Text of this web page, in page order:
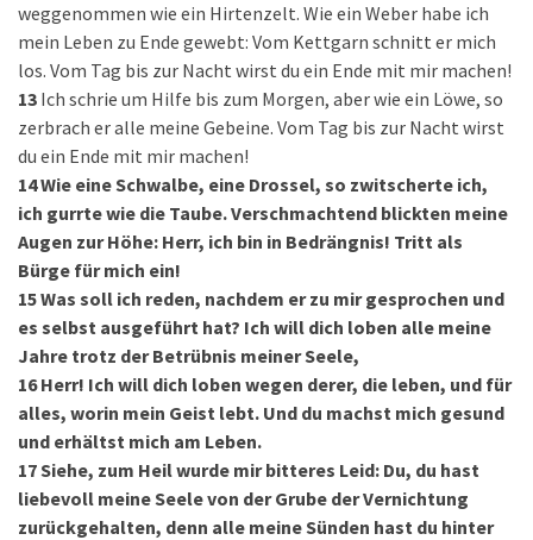
weggenommen wie ein Hirtenzelt. Wie ein Weber habe ich
mein Leben zu Ende gewebt: Vom Kettgarn schnitt er mich
los. Vom Tag bis zur Nacht wirst du ein Ende mit mir machen!
13 Ich schrie um Hilfe bis zum Morgen, aber wie ein Löwe, so
zerbrach er alle meine Gebeine. Vom Tag bis zur Nacht wirst
du ein Ende mit mir machen!
14Wie eine Schwalbe, eine Drossel, so zwitscherte ich,
ich gurrte wie die Taube. Verschmachtend blickten meine
Augen zur Höhe: Herr, ich bin in Bedrängnis! Tritt als
Bürge für mich ein!
15Was soll ich reden, nachdem er zu mir gesprochen und
es selbst ausgeführt hat? Ich will dich loben alle meine
Jahre trotz der Betrübnis meiner Seele,
16 Herr! Ich will dich loben wegen derer, die leben, und für
alles, worin mein Geist lebt. Und du machst mich gesund
und erhältst mich am Leben.
17Siehe, zum Heil wurde mir bitteres Leid: Du, du hast
liebevoll meine Seele von der Grube der Vernichtung
zurückgehalten, denn alle meine Sünden hast du hinter